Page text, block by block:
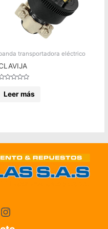
transportadora eléctrico
enLeer más